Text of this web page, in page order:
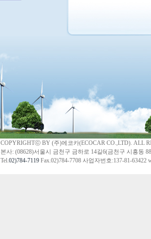
COPYRIGHTⓒ BY (주)에코카(ECOCAR CO.,LTD). ALL
본사: (08628)서울시 금천구 금하로 14길6(금천구 시흥동
Tel.02)784-7119 Fax.02)784-7708 사업자번호:137-81-63422